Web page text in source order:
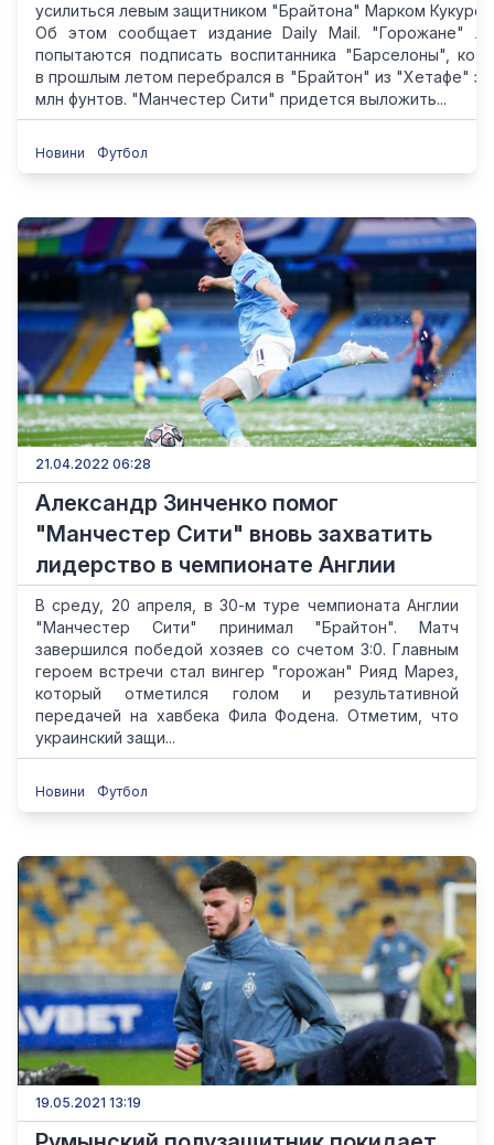
усилиться левым защитником "Брайтона" Марком
Об этом сообщает издание Daily Mail. "Горожане"
попытаются подписать воспитанника "Барселоны",
в прошлым летом перебрался в "Брайтон" из "Хетафе" за
млн фунтов. "Манчестер Сити" придется выложить...
Новини Футбол
21.04.2022 06:28
Александр Зинченко помог
"Манчестер Сити" вновь захватить
лидерство в чемпионате Англии
В среду, 20 апреля, в 30-м туре чемпионата Англии
"Манчестер Сити" принимал "Брайтон". Матч
завершился победой хозяев со счетом 3:0. Главным
героем встречи стал вингер "горожан" Рияд Марез,
который отметился голом и результативной
передачей на хавбека Фила Фодена. Отметим, что
украинский защи...
Новини Футбол
19.05.2021 13:19